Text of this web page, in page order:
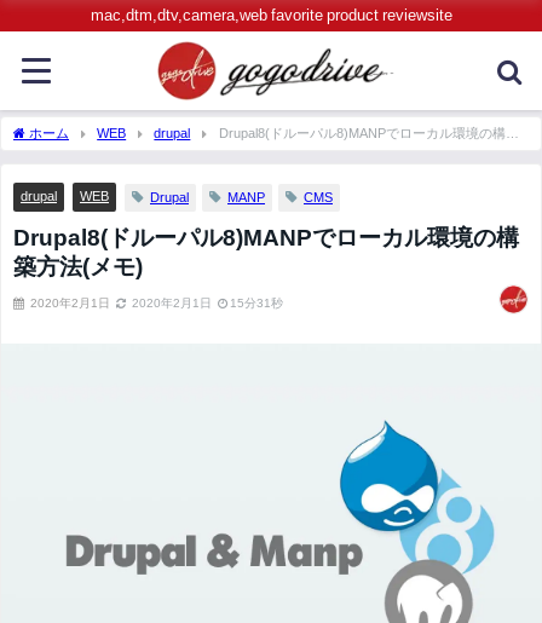
mac,dtm,dtv,camera,web favorite product reviewsite
ホーム WEB drupal
Drupal8(ドルーパル8)MANPでローカル環境の構築
drupal WEB Drupal MANP CMS
Drupal8(ドルーパル8)MANPでローカル環境の構
築方法(メモ)
2020年2月1日 2020年2月1日 15分31秒